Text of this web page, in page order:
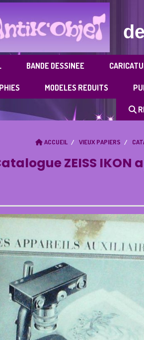
BANDE DESSINEE
MODELES REDUITS
ACCUEIL VIEUX PAPIERS
ZEISS IKON